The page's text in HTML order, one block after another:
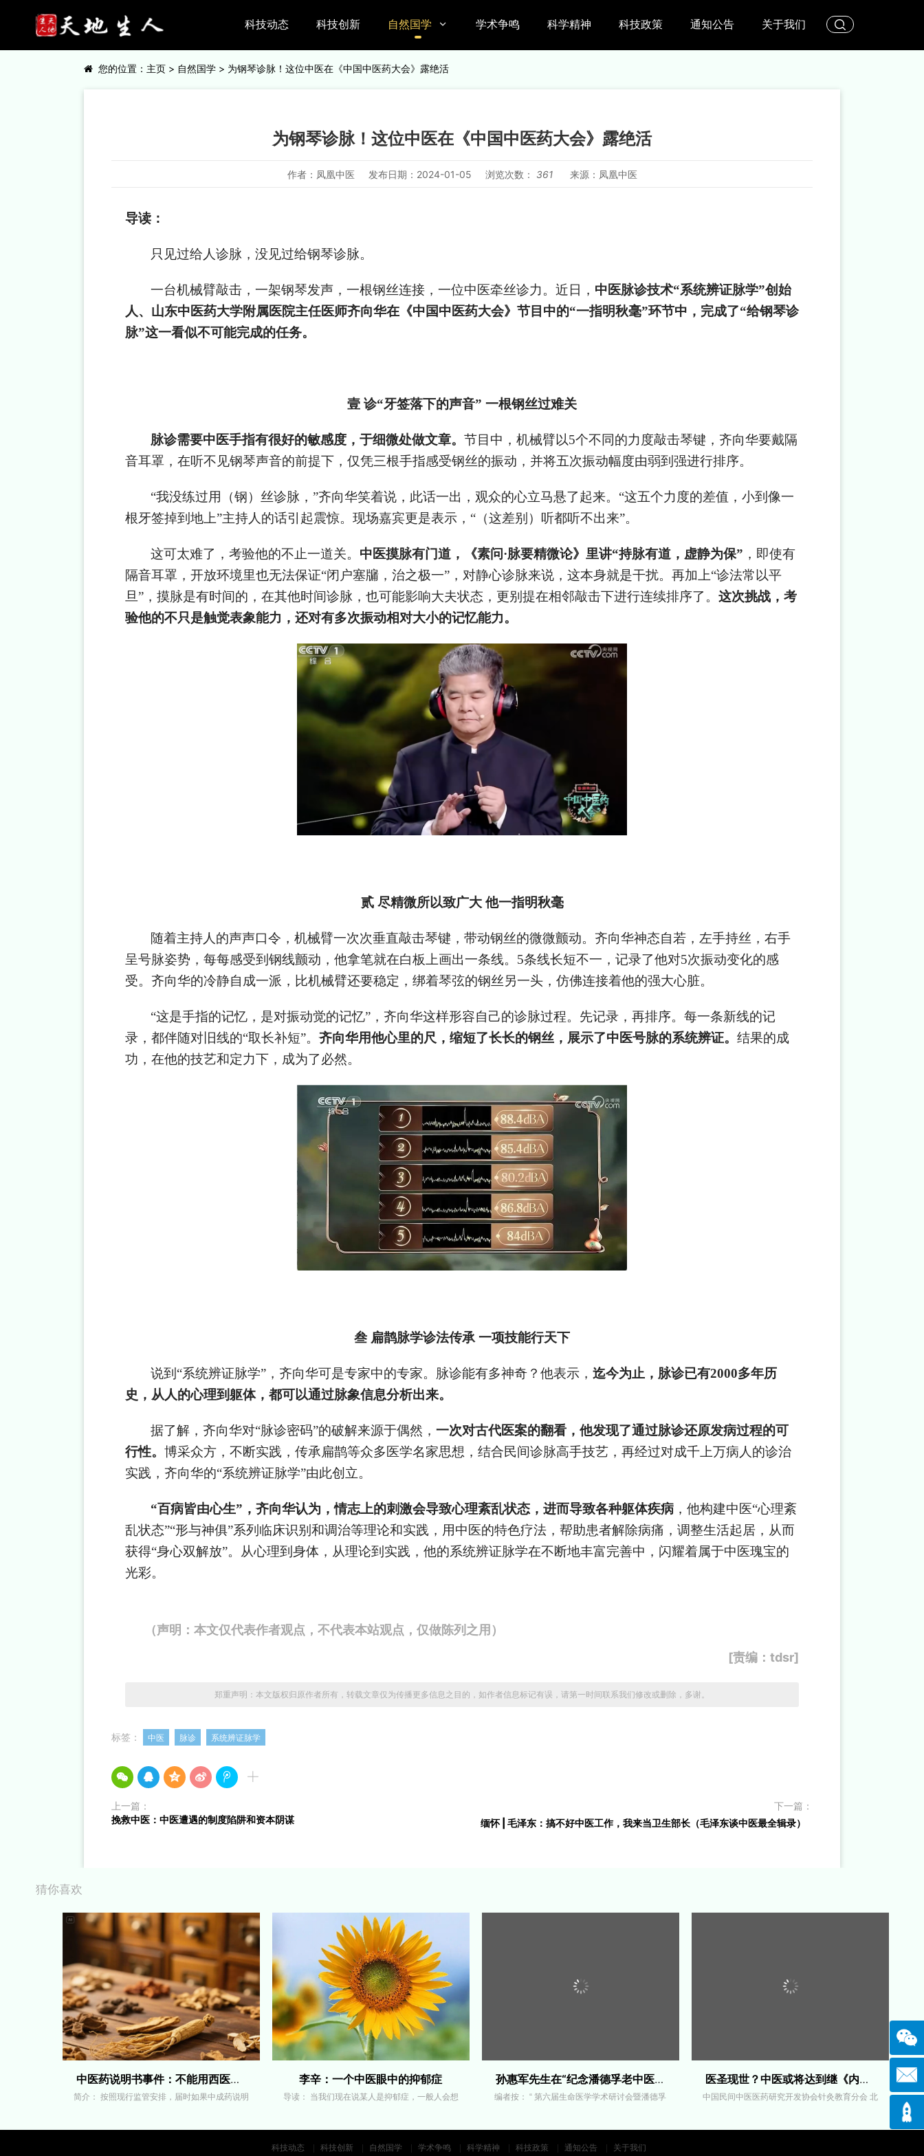
科技动态 科技创新 自然国学  学术争鸣 科学精神 科技政策 通知公告 关于我们
您的位置： 主页 > 自然国学 > 为钢琴诊脉！这位中医在《中国中医药大会》露绝活
为钢琴诊脉！这位中医在《中国中医药大会》露绝活
作者：凤凰中医 发布日期：2024-01-05 浏览次数： 361 来源：凤凰中医
导读：
只见过给人诊脉，没见过给钢琴诊脉。
一台机械臂敲击，一架钢琴发声，一根钢丝连接，一位中医牵丝诊力。近日， 中医脉诊技术“系统辨证脉学”创始
人、山东中医药大学附属医院主任医师齐向华在《中国中医药大会》节目中的“一指明秋毫”环节中，完成了“给钢琴诊
脉”这一看似不可能完成的任务。
壹 诊“牙签落下的声音” 一根钢丝过难关
脉诊需要中医手指有很好的敏感度，于细微处做文章。 节目中，机械臂以5个不同的力度敲击琴键，齐向华要戴隔
音耳罩，在听不见钢琴声音的前提下，仅凭三根手指感受钢丝的振动，并将五次振动幅度由弱到强进行排序。
“我没练过用（钢）丝诊脉，”齐向华笑着说，此话一出，观众的心立马悬了起来。“这五个力度的差值，小到像一
根牙签掉到地上”主持人的话引起震惊。现场嘉宾更是表示，“（这差别）听都听不出来”。
这可太难了，考验他的不止一道关。 中医摸脉有门道，《素问·脉要精微论》里讲“持脉有道，虚静为保” ，即使有
隔音耳罩，开放环境里也无法保证“闭户塞牖，治之极一”，对静心诊脉来说，这本身就是干扰。再加上“诊法常以平
旦”，摸脉是有时间的，在其他时间诊脉，也可能影响大夫状态，更别提在相邻敲击下进行连续排序了。 这次挑战，考
验他的不只是触觉表象能力，还对有多次振动相对大小的记忆能力。
贰 尽精微所以致广大 他一指明秋毫
随着主持人的声声口令，机械臂一次次垂直敲击琴键，带动钢丝的微微颤动。齐向华神态自若，左手持丝，右手
呈号脉姿势，每每感受到钢线颤动，他拿笔就在白板上画出一条线。5条线长短不一，记录了他对5次振动变化的感
受。齐向华的冷静自成一派，比机械臂还要稳定，绑着琴弦的钢丝另一头，仿佛连接着他的强大心脏。
“这是手指的记忆，是对振动觉的记忆”，齐向华这样形容自己的诊脉过程。先记录，再排序。每一条新线的记
录，都伴随对旧线的“取长补短”。齐向华用他心里的尺，缩短了长长的钢丝，展示了中医号脉的系统辨证。 结果的成
功，在他的技艺和定力下，成为了必然。
叁 扁鹊脉学诊法传承 一项技能行天下
说到“系统辨证脉学”，齐向华可是专家中的专家。脉诊能有多神奇？他表示， 迄今为止，脉诊已有2000多年历
史，从人的心理到躯体，都可以通过脉象信息分析出来。
据了解，齐向华对“脉诊密码”的破解来源于偶然， 一次对古代医案的翻看，他发现了通过脉诊还原发病过程的可
行性。 博采众方，不断实践，传承扁鹊等众多医学名家思想，结合民间诊脉高手技艺，再经过对成千上万病人的诊治
实践，齐向华的“系统辨证脉学”由此创立。
“百病皆由心生”，齐向华认为，情志上的刺激会导致心理紊乱状态，进而导致各种躯体疾病 ，他构建中医“心理紊
乱状态”“形与神俱”系列临床识别和调治等理论和实践，用中医的特色疗法，帮助患者解除病痛，调整生活起居，从而
获得“身心双解放”。从心理到身体，从理论到实践，他的系统辨证脉学在不断地丰富完善中，闪耀着属于中医瑰宝的
光彩。
（声明：本文仅代表作者观点，不代表本站观点，仅做陈列之用）
[责编：tdsr]
郑重声明：本文版权归原作者所有，转载文章仅为传播更多信息之目的，如作者信息标记有误，请第一时间联系我们修改或删除，多谢。
标签： 中医 脉诊 系统辨证脉学
上一篇：
挽救中医：中医遭遇的制度陷阱和资本阴谋
下一篇：
缅怀 | 毛泽东：搞不好中医工作，我来当卫生部长（毛泽东谈中医最全辑录）
猜你喜欢
中医药说明书事件：不能用西医语言杀死
简介： 按照现行监管安排，届时如果中成药说明
李辛：一个中医眼中的抑郁症
导读： 当我们现在说某人是抑郁症，一般人会想
孙惠军先生在“纪念潘德孚老中医诞辰
编者按： “ 第六届生命医学学术研讨会暨潘德孚
医圣现世？中医或将达到继《内经》、《
中国民间中医医药研究开发协会针灸教育分会 北
科技动态 科技创新 自然国学 学术争鸣 科学精神 科技政策 通知公告 关于我们